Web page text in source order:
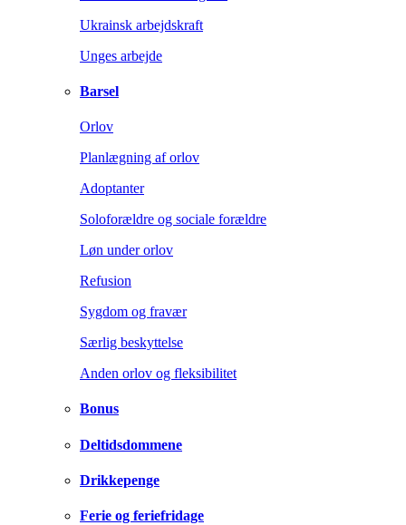
Ukrainsk arbejdskraft
Unges arbejde
Barsel
Orlov
Planlægning af orlov
Adoptanter
Soloforældre og sociale forældre
Løn under orlov
Refusion
Sygdom og fravær
Særlig beskyttelse
Anden orlov og fleksibilitet
Bonus
Deltidsdommene
Drikkepenge
Ferie og feriefridage